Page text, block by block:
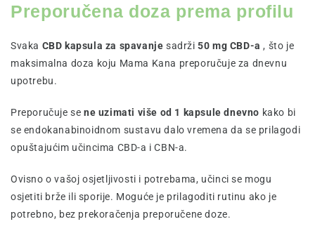
Preporučena doza prema profilu
Svaka CBD kapsula za spavanje sadrži50 mg CBD-a , što je
maksimalna doza koju Mama Kana preporučuje za dnevnu
upotrebu.
Preporučuje se ne uzimati više od 1 kapsule dnevno kako bi
se endokanabinoidnom sustavu dalo vremena da se prilagodi
opuštajućim učincima CBD-a i CBN-a.
Ovisno o vašoj osjetljivosti i potrebama, učinci se mogu
osjetiti brže ili sporije. Moguće je prilagoditi rutinu ako je
potrebno, bez prekoračenja preporučene doze.